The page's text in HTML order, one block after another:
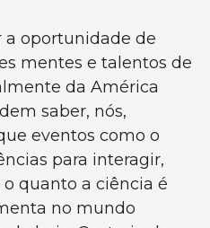
a oportunidade de
mentes e talentos de
da América
saber, nós,
eventos como o
para interagir,
quanto a ciência é
no mundo